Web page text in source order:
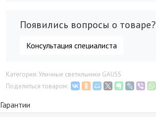
Появились вопросы о товаре?
Консультация специалиста
Категория: Уличные светильники GAUSS
Поделиться товаром:
Гарантии